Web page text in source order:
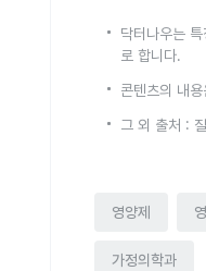
닥터나우는
로 합니다.
콘텐츠의 내
그 외 출처 :
영양제
가정의학과